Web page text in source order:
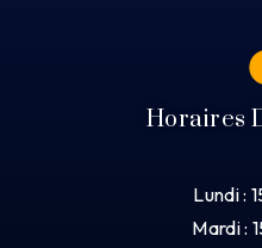
Horaires
Lundi :
Mardi :